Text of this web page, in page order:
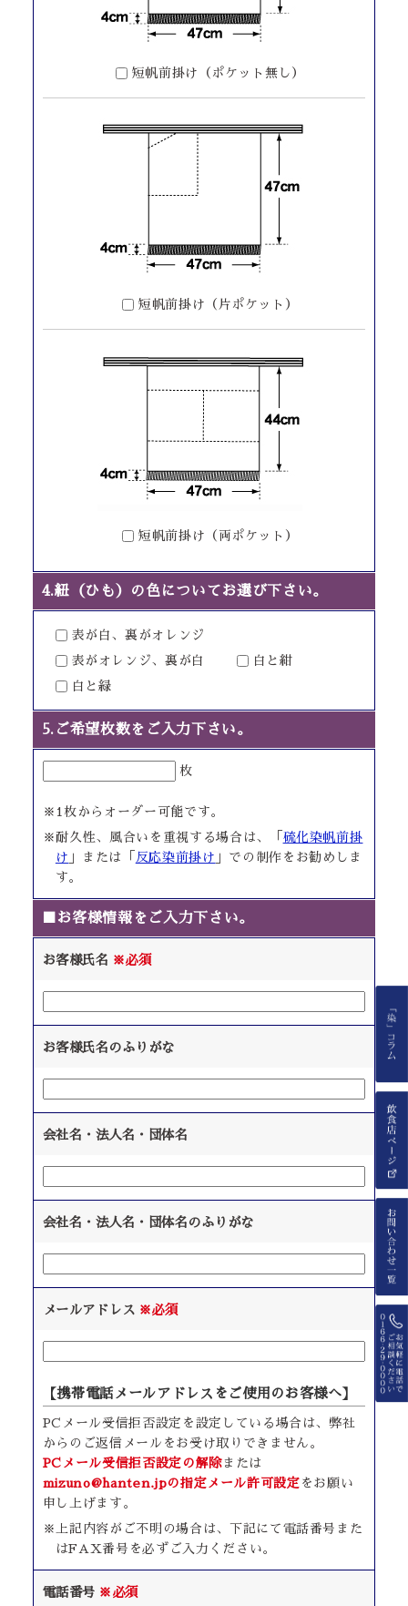
短帆前掛け（ポケット無し）
短帆前掛け（片ポケット）
短帆前掛け（両ポケット）
4.紐（ひも）の色についてお選び下さい。
表が白、裏がオレンジ
表がオレンジ、裏が白
白と紺
白と緑
5.ご希望枚数をご入力下さい。
枚
※1枚からオーダー可能です。
※耐久性、風合いを重視する場合は、「 硫化染帆前掛
け 」または「 反応染前掛け 」での制作をお勧めしま
す。
■お客様情報をご入力下さい。
お客様氏名 ※必須
お客様氏名のふりがな
会社名・法人名・団体名
会社名・法人名・団体名のふりがな
メールアドレス ※必須
【携帯電話メールアドレスをご使用のお客様へ】
PCメール受信拒否設定を設定している場合は、弊社
からのご返信メールをお受け取りできません。
PCメール受信拒否設定の解除または
mizuno@hanten.jpの指定メール許可設定 をお願い
申し上げます。
※上記内容がご不明の場合は、下記にて電話番号また
はFAX番号を必ずご入力ください。
電話番号 ※必須